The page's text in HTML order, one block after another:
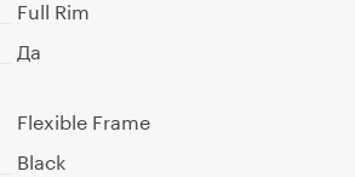
Full Rim
Да
Flexible Frame
Black